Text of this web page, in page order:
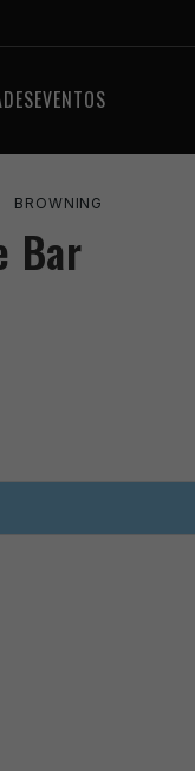
EVENTOS
BROWNING
Bar